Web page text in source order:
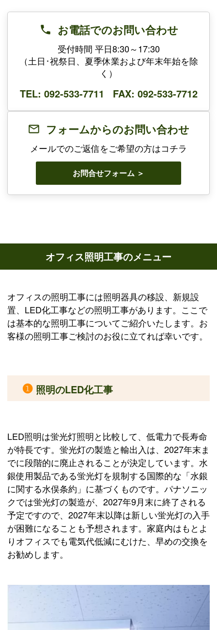
お電話でのお問い合わせ
受付時間 平日8:30～17:30
（土日･祝祭日、夏季休業および年末年始を除
く）
TEL: 092-533-7711 FAX: 092-533-7712
フォームからのお問い合わせ
メールでのご返信をご希望の方はコチラ
お問合せフォーム ＞
オフィス照明工事のメニュー
オフィスの照明工事には照明器具の移設、新規設
置、LED化工事などの照明工事があります。ここで
は基本的な照明工事についてご紹介いたします。お
客様の照明工事ご検討のお役に立てれば幸いです。
❶ 照明のLED化工事
LED照明は蛍光灯照明と比較して、低電力で長寿命
が特長です。蛍光灯の製造と輸出入は、2027年末ま
でに段階的に廃止されることが決定しています。水
銀使用製品である蛍光灯を規制する国際的な「水銀
に関する水俣条約」に基づくものです。パナソニッ
クでは蛍光灯の製造が、2027年9月末に終了される
予定ですので、2027年末以降は新しい蛍光灯の入手
が困難になることも予想されます。家庭内はもとよ
りオフィスでも電気代低減にむけた、早めの交換を
お勧めします。